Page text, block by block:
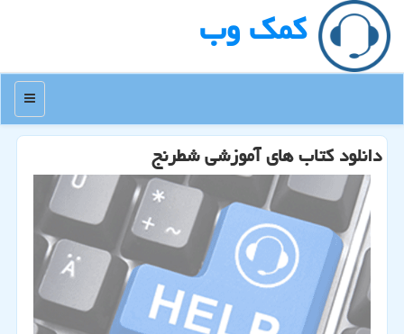
كمك وب
منو
دانلود كتاب های آموزشی شطرنج